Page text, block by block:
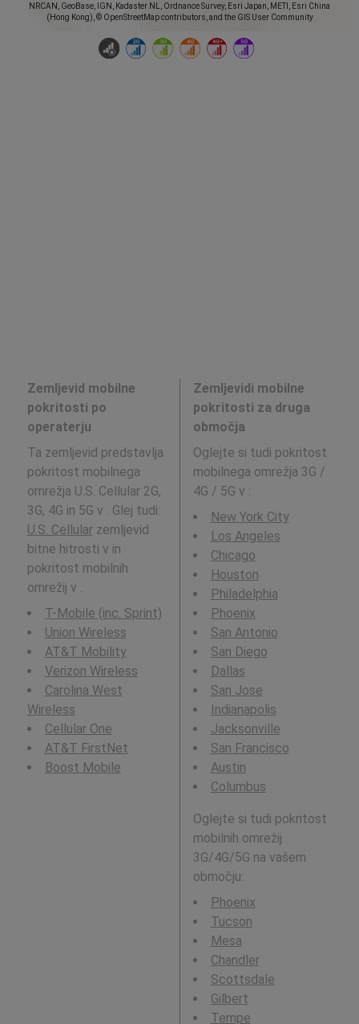
NRCAN, GeoBase, IGN, Kadaster NL, Ordnance Survey, Esri Japan, METI, Esri China
(Hong Kong), © OpenStreetMap contributors, and the GIS User Community
Zemljevid mobilne
pokritosti po
operaterju
Ta zemljevid predstavlja
pokritost mobilnega
omrežja U.S. Cellular 2G,
3G, 4G in 5G v . Glej tudi:
U.S. Cellularzemljevid
bitne hitrosti v in
pokritost mobilnih
omrežij v .
T-Mobile (inc. Sprint)
Union Wireless
AT&T Mobility
Verizon Wireless
Carolina West
Wireless
Cellular One
AT&T FirstNet
Boost Mobile
Zemljevidi mobilne
pokritosti za druga
območja
Oglejte si tudi pokritost
mobilnega omrežja 3G /
4G / 5G v :
New York City
Los Angeles
Chicago
Houston
Philadelphia
Phoenix
San Antonio
San Diego
Dallas
San Jose
Indianapolis
Jacksonville
San Francisco
Austin
Columbus
Oglejte si tudi pokritost
mobilnih omrežij
3G/4G/5G na vašem
območju:
Phoenix
Tucson
Mesa
Chandler
Scottsdale
Gilbert
Tempe